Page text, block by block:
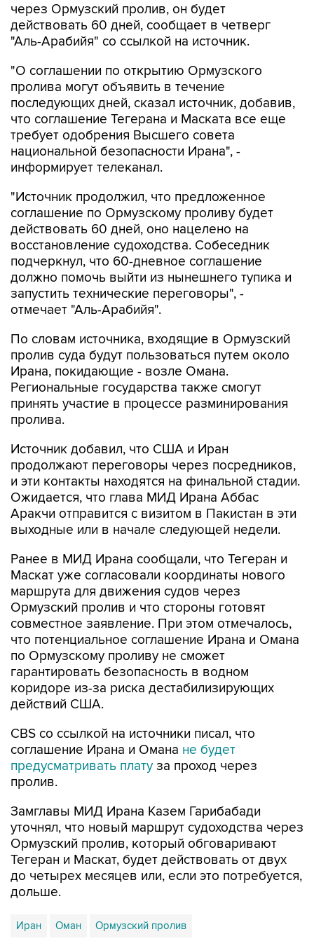
через Ормузский пролив, он будет
действовать 60 дней, сообщает в четверг
"Аль-Арабийя" со ссылкой на источник.
"О соглашении по открытию Ормузского
пролива могут объявить в течение
последующих дней, сказал источник, добавив,
что соглашение Тегерана и Маската все еще
требует одобрения Высшего совета
национальной безопасности Ирана", -
информирует телеканал.
"Источник продолжил, что предложенное
соглашение по Ормузскому проливу будет
действовать 60 дней, оно нацелено на
восстановление судоходства. Собеседник
подчеркнул, что 60-дневное соглашение
должно помочь выйти из нынешнего тупика и
запустить технические переговоры", -
отмечает "Аль-Арабийя".
По словам источника, входящие в Ормузский
пролив суда будут пользоваться путем около
Ирана, покидающие - возле Омана.
Региональные государства также смогут
принять участие в процессе разминирования
пролива.
Источник добавил, что США и Иран
продолжают переговоры через посредников,
и эти контакты находятся на финальной стадии.
Ожидается, что глава МИД Ирана Аббас
Аракчи отправится с визитом в Пакистан в эти
выходные или в начале следующей недели.
Ранее в МИД Ирана сообщали, что Тегеран и
Маскат уже согласовали координаты нового
маршрута для движения судов через
Ормузский пролив и что стороны готовят
совместное заявление. При этом отмечалось,
что потенциальное соглашение Ирана и Омана
по Ормузскому проливу не сможет
гарантировать безопасность в водном
коридоре из-за риска дестабилизирующих
действий США.
CBS со ссылкой на источники писал, что
соглашение Ирана и Омана не будет
предусматривать плату за проход через
пролив.
Замглавы МИД Ирана Казем Гарибабади
уточнял, что новый маршрут судоходства через
Ормузский пролив, который обговаривают
Тегеран и Маскат, будет действовать от двух
до четырех месяцев или, если это потребуется,
дольше.
Иран Оман Ормузский пролив